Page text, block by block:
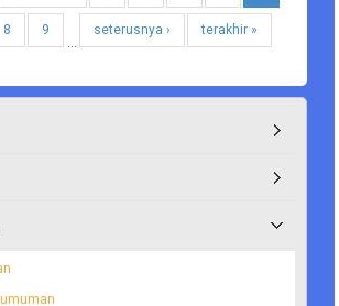
8
9
…
seterusnya › terakhir »